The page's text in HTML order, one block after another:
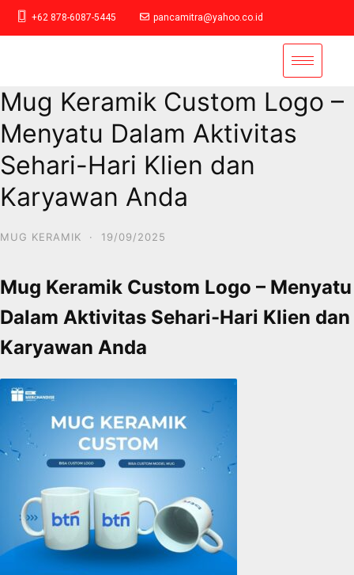
+62 878-6087-5445 pancamitra@yahoo.co.id
Mug Keramik Custom Logo –
Menyatu Dalam Aktivitas
Sehari-Hari Klien dan
Karyawan Anda
MUG KERAMIK · 19/09/2025
Mug Keramik Custom Logo – Menyatu
Dalam Aktivitas Sehari-Hari Klien dan
Karyawan Anda